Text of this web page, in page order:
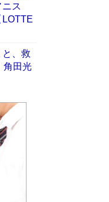
かし
ティマ
大奥』
ス
と、救
田光